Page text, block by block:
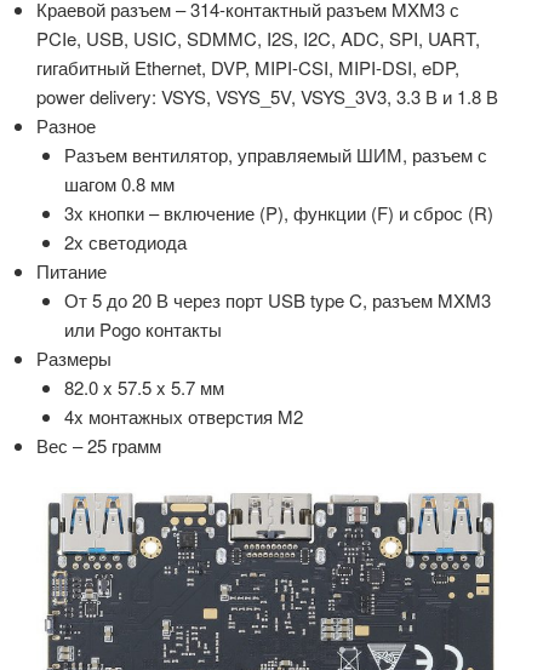
Краевой разъем – 314-контактный разъем MXM3 с
PCIe, USB, USIC, SDMMC, I2S, I2C, ADC, SPI, UART,
гигабитный Ethernet, DVP, MIPI-CSI, MIPI-DSI, eDP,
power delivery: VSYS, VSYS_5V, VSYS_3V3, 3.3 В и 1.8 В
Разное
Разъем вентилятор, управляемый ШИМ, разъем с
шагом 0.8 мм
3x кнопки – включение (P), функции (F) и сброс (R)
2x светодиода
Питание
От 5 до 20 В через порт USB type C, разъем MXM3
или Pogo контакты
Размеры
82.0 x 57.5 x 5.7 мм
4x монтажных отверстия M2
Вес – 25 грамм